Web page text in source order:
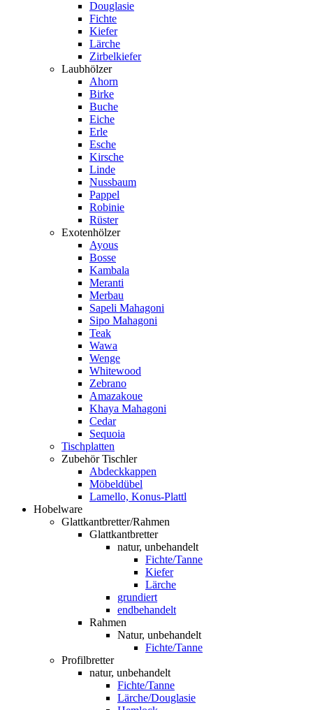
Douglasie
Fichte
Kiefer
Lärche
Zirbelkiefer
Laubhölzer
Ahorn
Birke
Buche
Eiche
Erle
Esche
Kirsche
Linde
Nussbaum
Pappel
Robinie
Rüster
Exotenhölzer
Ayous
Bosse
Kambala
Meranti
Merbau
Sapeli Mahagoni
Sipo Mahagoni
Teak
Wawa
Wenge
Whitewood
Zebrano
Amazakoue
Khaya Mahagoni
Cedar
Sequoia
Tischplatten
Zubehör Tischler
Abdeckkappen
Möbeldübel
Lamello, Konus-Plattl
Hobelware
Glattkantbretter/Rahmen
Glattkantbretter
natur, unbehandelt
Fichte/Tanne
Kiefer
Lärche
grundiert
endbehandelt
Rahmen
Natur, unbehandelt
Fichte/Tanne
Profilbretter
natur, unbehandelt
Fichte/Tanne
Lärche/Douglasie